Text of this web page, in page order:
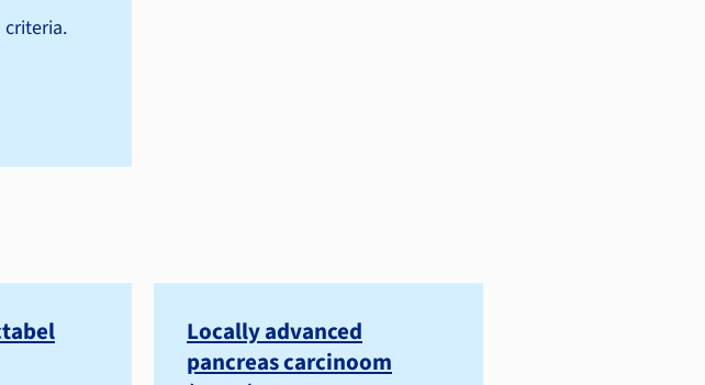
criteria.
Locally advanced
pancreas carcinoom